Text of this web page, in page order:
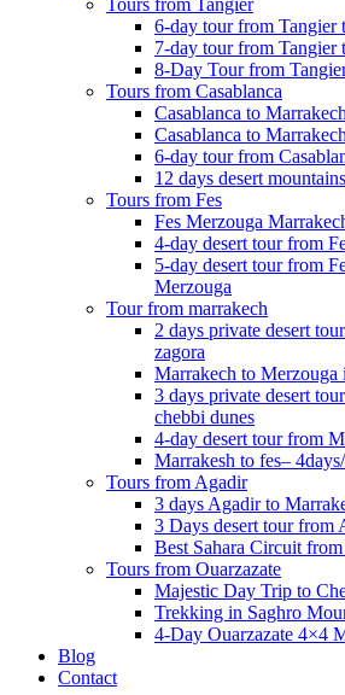
Tours from Tangier
6-day tour from Tangier
7-day tour from Tangier
8-Day Tour from
Tours from Casablanca
Casablanca to
Casablanca to
6-day tour from
12 days desert
Tours from Fes
Fes Merzouga
4-day desert tour from
5-day desert tour from
Merzouga
Tour from marrakech
2 days private desert
zagora
Marrakech to Merzouga
3 days private desert
chebbi dunes
4-day desert tour from
Marrakesh to fes–
Tours from Agadir
3 days Agadir to
3 Days desert tour from
Best Sahara Circuit
Tours from Ouarzazate
Majestic Day Trip to
Trekking in Saghro
4-Day Ouarzazate 4×4
Blog
Contact